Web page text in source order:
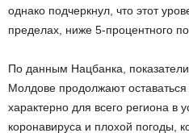
однако подчеркнул, что этот
пределах, ниже 5-процентного
По данным Нацбанка, показатели
Молдове продолжают
характерно для всего региона в
коронавируса и плохой погоды,